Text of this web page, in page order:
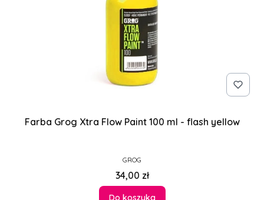
Farba Grog Xtra Flow Paint 100 ml - flash yellow
PRODUCENT
GROG
Cena
34,00 zł
Do koszyka